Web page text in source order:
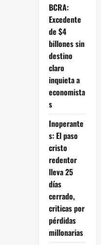
BCRA:
Excedente
de $4
billones sin
destino
claro
inquieta a
economista
s
Inoperante
s: El paso
cristo
redentor
lleva 25
días
cerrado,
criticas por
pérdidas
millonarias